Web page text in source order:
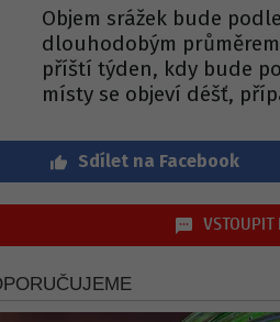
Objem srážek bude
dlouhodobým
příští týden, kdy bude
místy se objeví déšť,
Sdílet na Facebook